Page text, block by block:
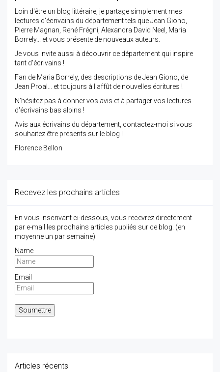
Loin d'être un blog littéraire, je partage simplement mes
lectures d'écrivains du département tels que Jean Giono,
Pierre Magnan, René Frégni, Alexandra David Neel, Maria
Borrely... et vous présente de nouveaux auteurs.
Je vous invite aussi à découvrir ce département qui inspire
tant d'écrivains !
Fan de Maria Borrely, des descriptions de Jean Giono, de
Jean Proal... et toujours à l'affût de nouvelles écritures !
N'hésitez pas à donner vos avis et à partager vos lectures
d'écrivains bas alpins !
Avis aux écrivains du département, contactez-moi si vous
souhaitez être présents sur le blog !
Florence Bellon
Recevez les prochains articles
En vous inscrivant ci-dessous, vous recevrez directement
par e-mail les prochains articles publiés sur ce blog. (en
moyenne un par semaine)
Name
Email
Articles récents